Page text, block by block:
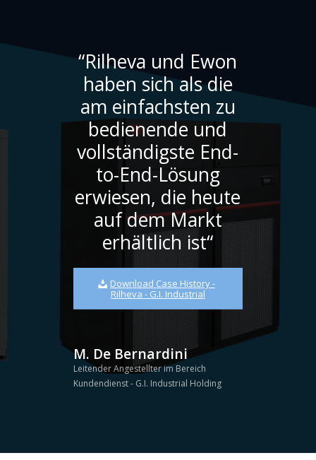
“Rilheva und Ewon
haben sich als die
am einfachsten zu
bedienende und
vollständigste End-
to-End-Lösung
erwiesen, die heute
auf dem Markt
erhältlich ist“
Download Case History -
Rilheva - G.I. Industrial
M. De Bernardini
Leitender Angestellter im Bereich
Kundendienst - G.I. Industrial Holding